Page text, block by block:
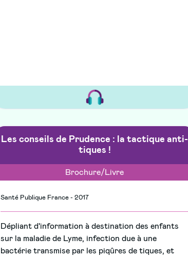
Les conseils de Prudence : la tactique anti-
tiques !
Brochure/Livre
Santé Publique France - 2017
Dépliant d'information à destination des enfants
sur la maladie de Lyme, infection due à une
bactérie transmise par les piqûres de tiques, et